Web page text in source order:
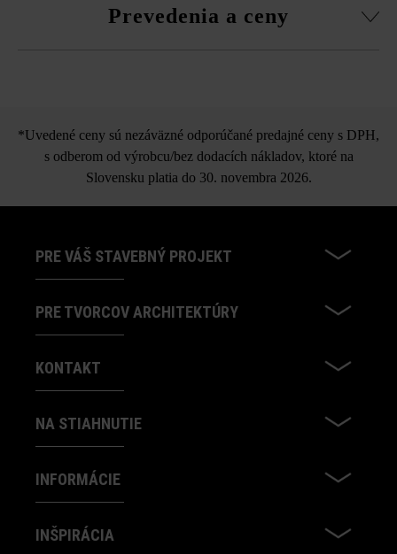
preprave na štyroch stranách
Prevedenia a ceny
zatrávňovacej dlažby
*Uvedené ceny sú nezáväzné odporúčané predajné ceny s DPH,
s odberom od výrobcu/bez dodacích nákladov, ktoré na
Slovensku platia do 30. novembra 2026.
PRE VÁŠ STAVEBNÝ PROJEKT
PRE TVORCOV ARCHITEKTÚRY
KONTAKT
NA STIAHNUTIE
INFORMÁCIE
INŠPIRÁCIA